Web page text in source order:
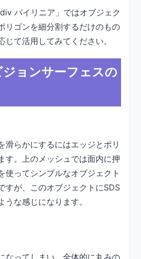
パイリニア」ではオブジェク
リゴンを細分割するだけのもの
じて活用してみてください。
ョンサーフェスの
滑らかにするにはエッジとポリ
す。上のメッシュでは面内に押
使ってシンプルなオブジェクト
すが、このオブジェクトにSDS
うな感じになります。
なってしまい、全体的に丸みの